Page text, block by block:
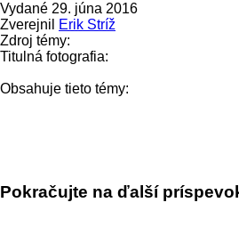
Vydané 29. júna 2016
Zverejnil
Erik Stríž
Zdroj témy:
Titulná fotografia:
Obsahuje tieto témy:
Pokračujte na ďalší